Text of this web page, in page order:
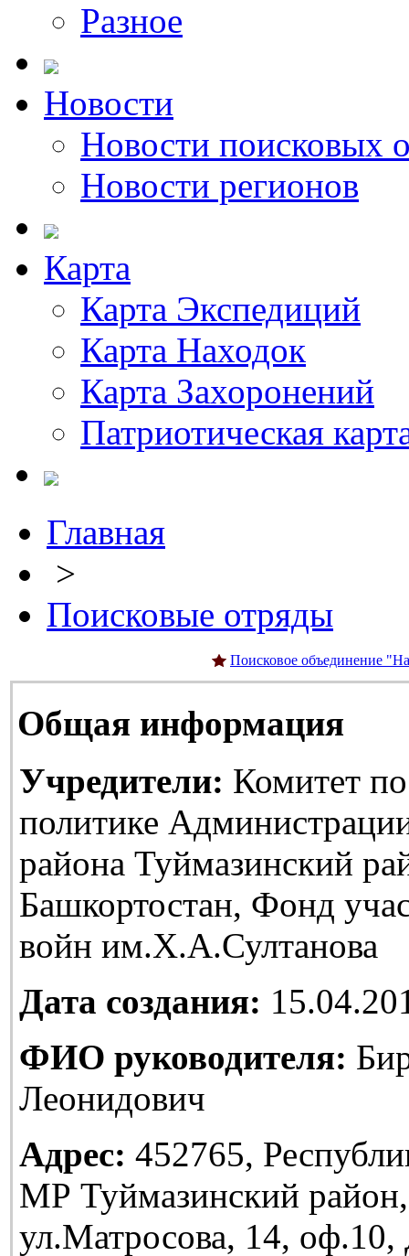
Разное
Новости
Новости поисковых
Новости регионов
Карта
Карта Экспедиций
Карта Находок
Карта Захоронений
Патриотическая
Главная
>
Поисковые отряды
Поисковое объединение
Общая информация
Учредители: Комитет
политике
района Туймазинский
Башкортостан, Фонд
войн им.Х.А.Султанова
Дата создания:
ФИО руководителя:
Леонидович
Адрес: 452765,
МР Туймазинский
ул.Матросова, 14,